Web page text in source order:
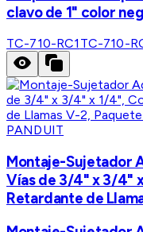
clavo de 1" color
TC-710-RC1 TC-710-
PANDUIT
Montaje-Sujetador
Vías de 3/4" x 3/4"
Retardante de